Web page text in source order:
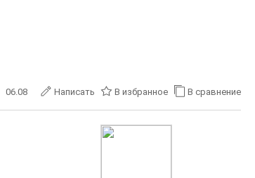
06.08 Написать В избранное В сравнение